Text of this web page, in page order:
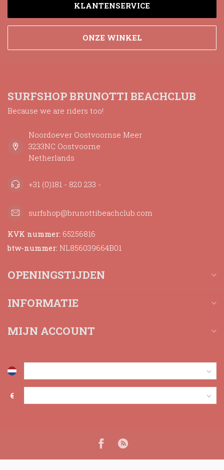
KLANTENSERVICE
ONZE WINKEL
SURFSHOP BRUNOTTI BEACHCLUB
Because we are riders too!
Noordoever Oostvoornse Meer
3233NC Oostvoorne
Netherlands
+31 (0)181 - 820 233 -
surfshop@brunottibeachclub.com
KVK nummer: 65256816
btw-nummer: NL856039664B01
OPENINGSTIJDEN
INFORMATIE
MIJN ACCOUNT
€